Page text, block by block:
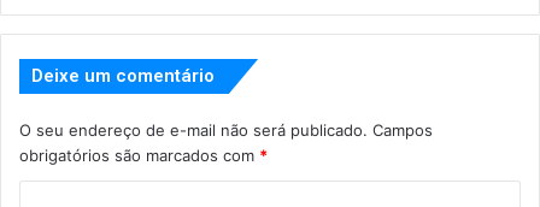
Deixe um comentário
O seu endereço de e-mail não será publicado. Campos
obrigatórios são marcados com *